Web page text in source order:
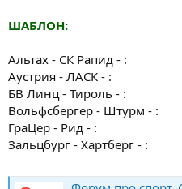
ШАБЛОН:
Альтах - СК Рапид - :
Аустрия - ЛАСК - :
БВ Линц - Тироль - :
Вольфсбергер - Штурм - :
ГраЦер - Рид - :
Зальцбург - Хартберг - :